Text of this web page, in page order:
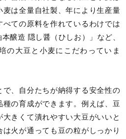
は全量自社製、年により生産量
ての原料を作れているわけでは
醸造 隠し醤（ひしお）」など、
の大豆と小麦にこだわっていま
で、自分たちが納得する安全性の
の育成ができます。例えば、豆
きくて潰れやすい大豆がいいと
火が通っても豆の粒がしっかり